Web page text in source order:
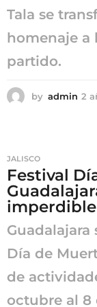
Tala se
homenaje a
partido.
by admin 2
JALISCO
Festival
Guadalajara
Día de
de
octubre al 8